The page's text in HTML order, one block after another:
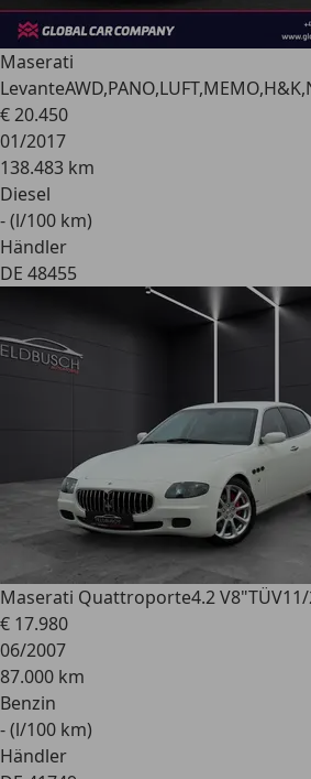
Maserati
Levante
€ 20.450
01/2017
138.483 km
Diesel
- (l/100 km)
Händler
DE 48455
Maserati Quattroporte4.2
€ 17.980
06/2007
87.000 km
Benzin
- (l/100 km)
Händler